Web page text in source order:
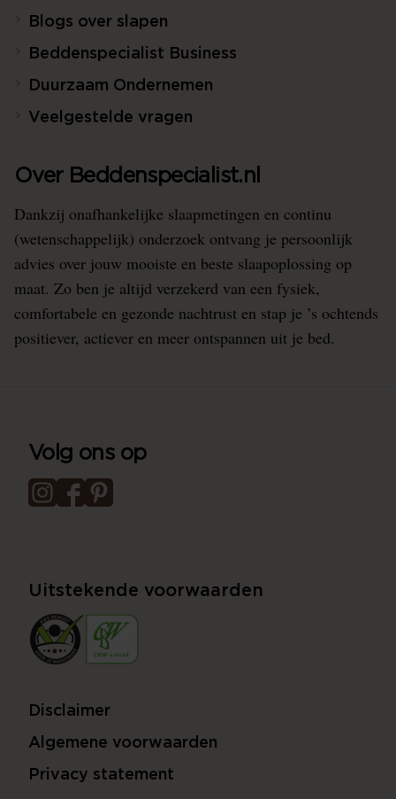
Blogs over slapen
Beddenspecialist Business
Duurzaam Ondernemen
Veelgestelde vragen
Over Beddenspecialist.nl
Dankzij onafhankelijke slaapmetingen en continu
(wetenschappelijk) onderzoek ontvang je persoonlijk
advies over jouw mooiste en beste slaapoplossing op
maat. Zo ben je altijd verzekerd van een fysiek,
comfortabele en gezonde nachtrust en stap je ’s ochtends
positiever, actiever en meer ontspannen uit je bed.
Volg ons op
Uitstekende voorwaarden
Disclaimer
Algemene voorwaarden
Privacy statement